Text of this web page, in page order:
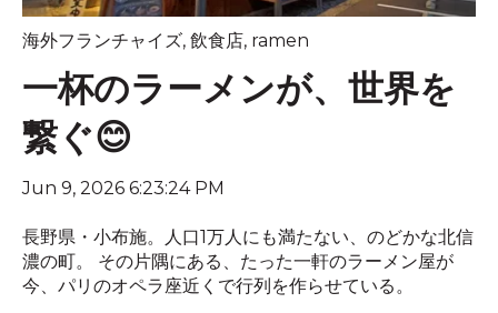
海外フランチャイズ, 飲食店, ramen
一杯のラーメンが、世界を
繋ぐ😊
Jun 9, 2026 6:23:24 PM
長野県・小布施。人口1万人にも満たない、のどかな北信
濃の町。 その片隅にある、たった一軒のラーメン屋が
今、パリのオペラ座近くで行列を作らせている。